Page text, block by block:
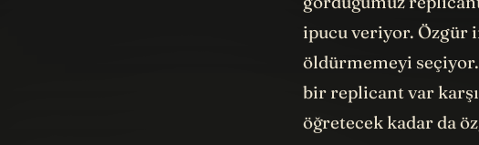
gördüğümüz
ipucu veriyor. Özgür
öldürmemeyi
bir replicant var
öğretecek kadar da